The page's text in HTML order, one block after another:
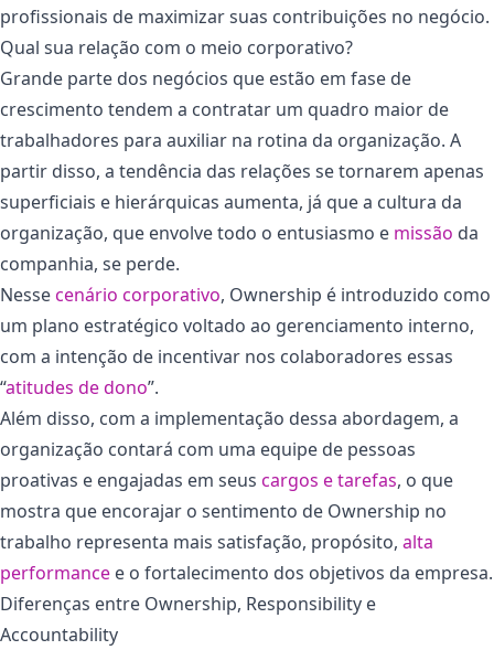
profissionais de maximizar suas contribuições no negócio.
Qual sua relação com o meio corporativo?
Grande parte dos negócios que estão em fase de
crescimento tendem a contratar um quadro maior de
trabalhadores para auxiliar na rotina da organização. A
partir disso, a tendência das relações se tornarem apenas
superficiais e hierárquicas aumenta, já que a cultura da
organização, que envolve todo o entusiasmo e missão da
companhia, se perde.
Nessecenário corporativo, Ownership é introduzido como
um plano estratégico voltado ao gerenciamento interno,
com a intenção de incentivar nos colaboradores essas
“atitudes de dono”.
Além disso, com a implementação dessa abordagem, a
organização contará com uma equipe de pessoas
proativas e engajadas em seus cargos e tarefas, o que
mostra que encorajar o sentimento de Ownership no
trabalho representa mais satisfação, propósito, alta
performance e o fortalecimento dos objetivos da empresa.
Diferenças entre Ownership, Responsibility e
Accountability